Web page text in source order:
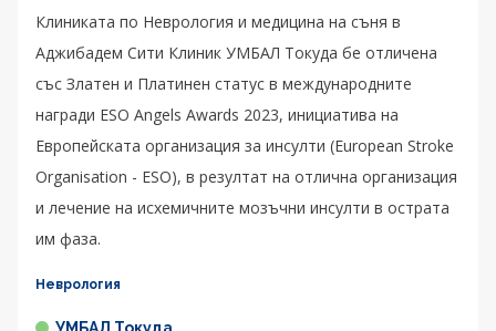
Клиниката по Неврология и медицина на съня в
Аджибадем Сити Клиник УМБАЛ Токуда бе отличена
със Златен и Платинен статус в международните
награди ESO Angels Awards 2023, инициатива на
Европейската организация за инсулти (European Stroke
Organisation - ESO), в резултат на отлична организация
и лечение на исхемичните мозъчни инсулти в острата
им фаза.
Неврология
УМБАЛ Токуда